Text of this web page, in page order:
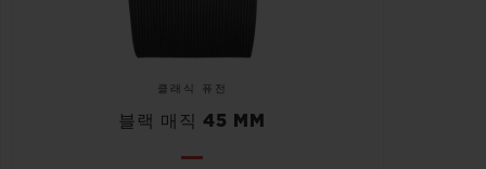
클래식 퓨전
블랙 매직 45 MM